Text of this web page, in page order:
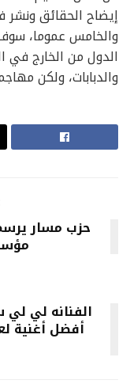
إيضاح الحقائق ونشر
والخامس عموما،
الدول من الخارج في
والدبابات، ولكن
حزب مسار
الفنانه لي